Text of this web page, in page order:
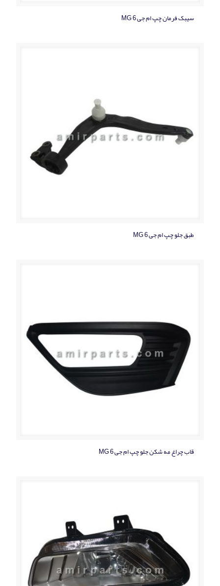
سیبک فرمان چپ ام جی MG 6
طبق جلو چپ ام جی MG 6
قاب چراغ مه شکن جلو چپ ام جی MG 6